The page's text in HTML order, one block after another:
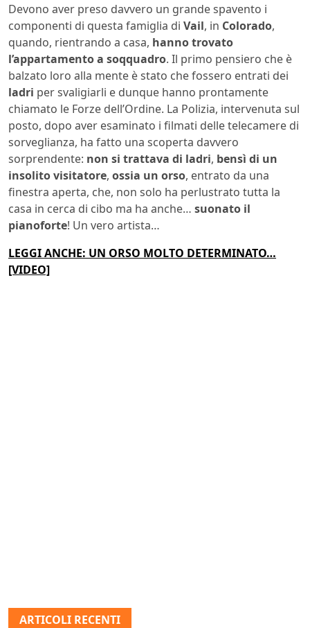
Devono aver preso davvero un grande spavento i
componenti di questa famiglia di Vail, in Colorado,
quando, rientrando a casa, hanno trovato
l’appartamento a soqquadro. Il primo pensiero che è
balzato loro alla mente è stato che fossero entrati dei
ladri per svaligiarli e dunque hanno prontamente
chiamato le Forze dell’Ordine. La Polizia, intervenuta sul
posto, dopo aver esaminato i filmati delle telecamere di
sorveglianza, ha fatto una scoperta davvero
sorprendente: non si trattava di ladri, bensì di un
insolito visitatore, ossia un orso, entrato da una
finestra aperta, che, non solo ha perlustrato tutta la
casa in cerca di cibo ma ha anche… suonato il
pianoforte! Un vero artista…
LEGGI ANCHE: UN ORSO MOLTO DETERMINATO…
[VIDEO]
ARTICOLI RECENTI